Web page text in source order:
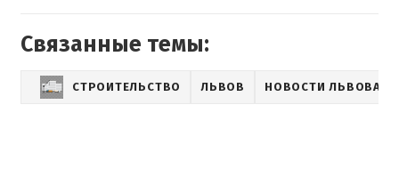
Связанные темы:
СТРОИТЕЛЬСТВО ЛЬВОВ НОВОСТИ ЛЬВОВА